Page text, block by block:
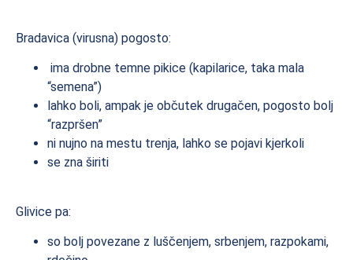
Bradavica (virusna) pogosto:
ima drobne temne pikice (kapilarice, taka mala
“semena”)
lahko boli, ampak je občutek drugačen, pogosto bolj
“razpršen”
ni nujno na mestu trenja, lahko se pojavi kjerkoli
se zna širiti
Glivice pa:
so bolj povezane z luščenjem, srbenjem, razpokami,